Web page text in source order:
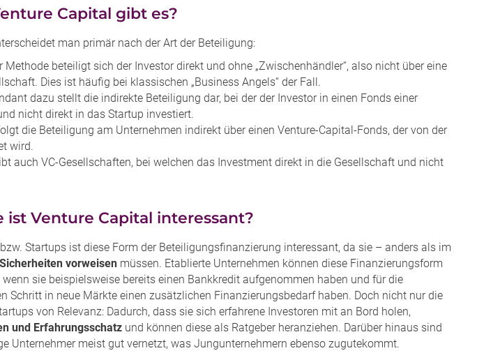
Capital gibt es?
man primär nach der Art der Beteiligung:
Methode beteiligt sich der Investor direkt und ohne „Zwischenhändler“, also nicht über eine
Dies ist häufig bei klassischen „Business Angels“ der Fall.
dazu stellt die indirekte Beteiligung dar, bei der der Investor in einen Fonds einer
nicht direkt in das Startup investiert.
die Beteiligung am Unternehmen indirekt über einen Venture-Capital-Fonds, der von der
wird.
auch VC-Gesellschaften, bei welchen das Investment direkt in die Gesellschaft und nicht
Venture Capital interessant?
Startups ist diese Form der Beteiligungsfinanzierung interessant, da sie – anders als im
vorweisen müssen. Etablierte Unternehmen können diese Finanzierungsform
sie beispielsweise bereits einen Bankkredit aufgenommen haben und für die
Schritt in neue Märkte einen zusätzlichen Finanzierungsbedarf haben. Doch nicht nur die
von Relevanz: Dadurch, dass sie sich erfahrene Investoren mit an Bord holen,
und Erfahrungsschatz und können diese als Ratgeber heranziehen. Darüber hinaus sind
Unternehmer meist gut vernetzt, was Jungunternehmern ebenso zugutekommt.